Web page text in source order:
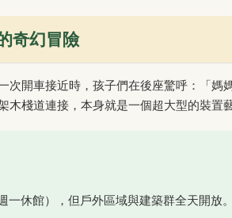
奇幻冒險
次開車接近時，孩子們在後座驚呼：「媽
棧道連接，本身就是一個超大型的裝置藝
休館），但戶外區域與建築群全天開放